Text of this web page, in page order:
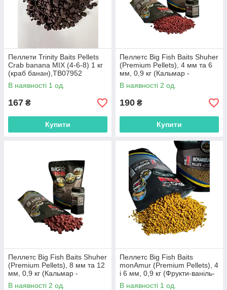
Пеллети Trinity Baits Pellets
Crab banana MIX (4-6-8) 1 кг
(краб банан),TB07952
В наявності 1 од.
167 ₴
Купити
Пеллетс Big Fish Baits Shuher
(Premium Pellets), 4 мм та 6
мм, 0,9 кг (Кальмар -
Скрпекс),БФБпел013
В наявності 2 од.
190 ₴
Купити
Пеллетс Big Fish Baits Shuher
(Premium Pellets), 8 мм та 12
мм, 0,9 кг (Кальмар -
Скрпекс),БФБпел014
В наявності 2 од.
Пеллетс Big Fish Baits
monAmur (Premium Pellets), 4
і 6 мм, 0,9 кг (Фрукти-ваніль-
очерет),БФБпел019
В наявності 1 од.